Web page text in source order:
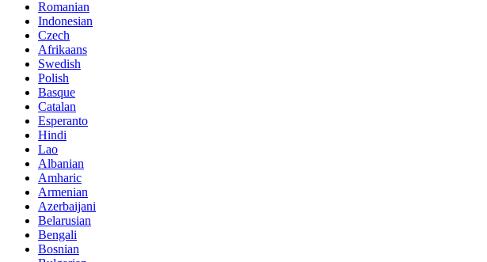
Romanian
Indonesian
Czech
Afrikaans
Swedish
Polish
Basque
Catalan
Esperanto
Hindi
Lao
Albanian
Amharic
Armenian
Azerbaijani
Belarusian
Bengali
Bosnian